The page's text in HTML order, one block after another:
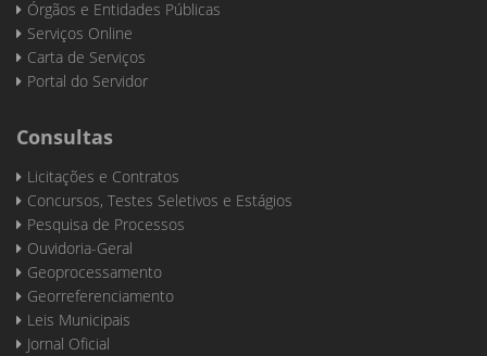
Órgãos e Entidades Públicas
Serviços Online
Carta de Serviços
Portal do Servidor
Consultas
Licitações e Contratos
Concursos, Testes Seletivos e Estágios
Pesquisa de Processos
Ouvidoria-Geral
Geoprocessamento
Georreferenciamento
Leis Municipais
Jornal Oficial